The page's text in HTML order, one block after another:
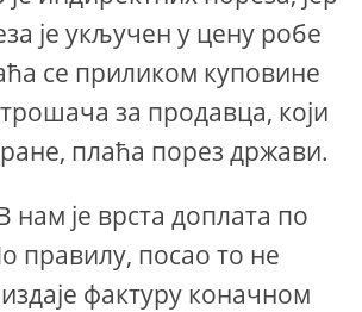
је укључен у цену робе
се приликом куповине
за продавца, који
плаћа порез држави.
нам је врста доплата по
правилу, посао то не
фактуру коначном